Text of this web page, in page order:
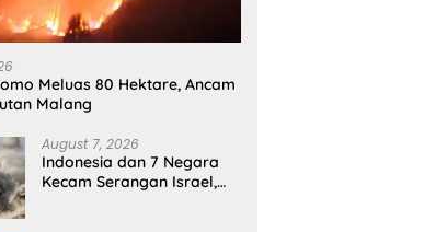
Meluas 80 Hektare, Ancam
Malang
August 7, 2026
Indonesia dan 7 Negara
Kecam Serangan Israel,